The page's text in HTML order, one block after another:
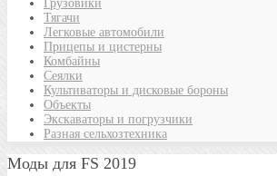
Грузовики
Тягачи
Легковые автомобили
Прицепы и цистерны
Комбайны
Сеялки
Культиваторы и дисковые бороны
Объекты
Экскаваторы и погрузчики
Разная сельхозтехника
Моды для FS 2019